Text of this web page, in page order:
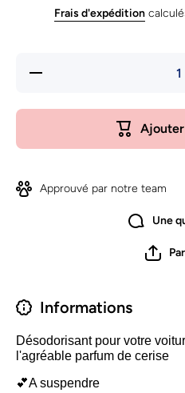
Frais d'expédition
Réduire la
Approuvé par notre team
Une
Informations
Désodorisant pour votre
l'agréable parfum de cerise
💕A suspendre